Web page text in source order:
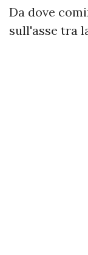
Da dove
sull'asse tra